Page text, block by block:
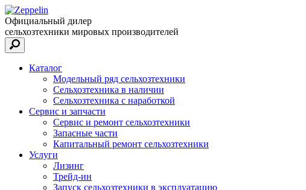
Официальный дилер
сельхозтехники мировых производителей
Каталог
Модельный ряд сельхозтехники
Сельхозтехника в наличии
Сельхозтехника с наработкой
Сервис и запчасти
Сервис и ремонт сельхозтехники
Запасные части
Капитальный ремонт сельхозтехники
Услуги
Лизинг
Трейд-ин
Запуск сельхозтехники в эксплуатацию